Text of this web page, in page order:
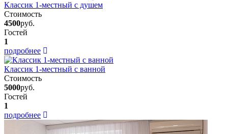
Классик 1-местный с душем
Стоимость
4500руб.
Гостей
1
подробнее
Классик 1-местный с ванной
Стоимость
5000руб.
Гостей
1
подробнее